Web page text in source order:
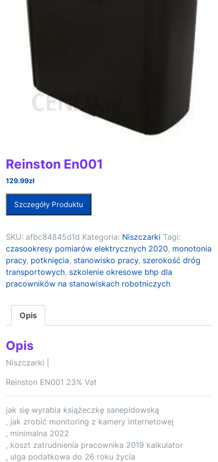
Reinston En001
129.99zł
Szczegóły Produktu
SKU: afbc84845d1d Kategoria: Niszczarki Tagi:
czasookresy pomiarów elektrycznych 2020, monotonia
pracy, potknięcia, stanowisko pracy, szerokość dróg
transportowych, szkolenie okresowe bhp dla
pracowników na stanowiskach robotniczych
Opis
Opis
Niszczarki |
Reinston EN001 23% Vat
jak się wyrabia książeczkę sanepidowską
, jak zrobić monitoring z kamery internetowej
, minimalna 2022
, koszt zatrudnienia pracownika 2019 kalkulator
, ulga podatkowa do 26 roku życia